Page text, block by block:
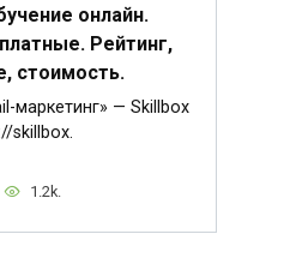
онлайн.
Рейтинг,
стоимость.
маркетинг» — Skillbox
skillbox.
1.2k.